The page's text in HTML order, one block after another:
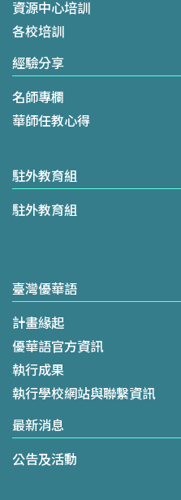
資源中心培訓
各校培訓
經驗分享
名師專欄
華師任教心得
駐外教育組
駐外教育組
臺灣優華語
計畫緣起
優華語官方資訊
執行成果
執行學校網站與聯繫資訊
最新消息
公告及活動